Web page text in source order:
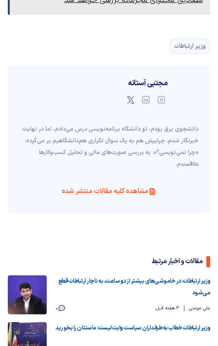
وزیر ارتباطات
مجتبی آستانه
دانشجوی برق بودم، تو دانشگاه برنامه‌نویسی درس می‌دادم، اما در نهایت
خبرنگار شدم. چراییش هم به یک سوال تکراری هم‌دانشگاهیم بر می‌گرده:
«چرا نمی‌نویسی؟». به بررسی صورت‌های مالی و تحلیل کسب‌وکارها
علاقمندم.
مشاهده کلیه مقالات منتشر شده
مقالات و اخبار مرتبط
وزیر ارتباطات: در خاموشی‌های بیشتر از دو ساعت، به ناچار ارتباطات قطع
می‌شود
علی مومنی 3 هفته قبل 0
وزیر ارتباطات خطاب به طرفداران سیاست وایت‌لیست: ماستتان را بخورید